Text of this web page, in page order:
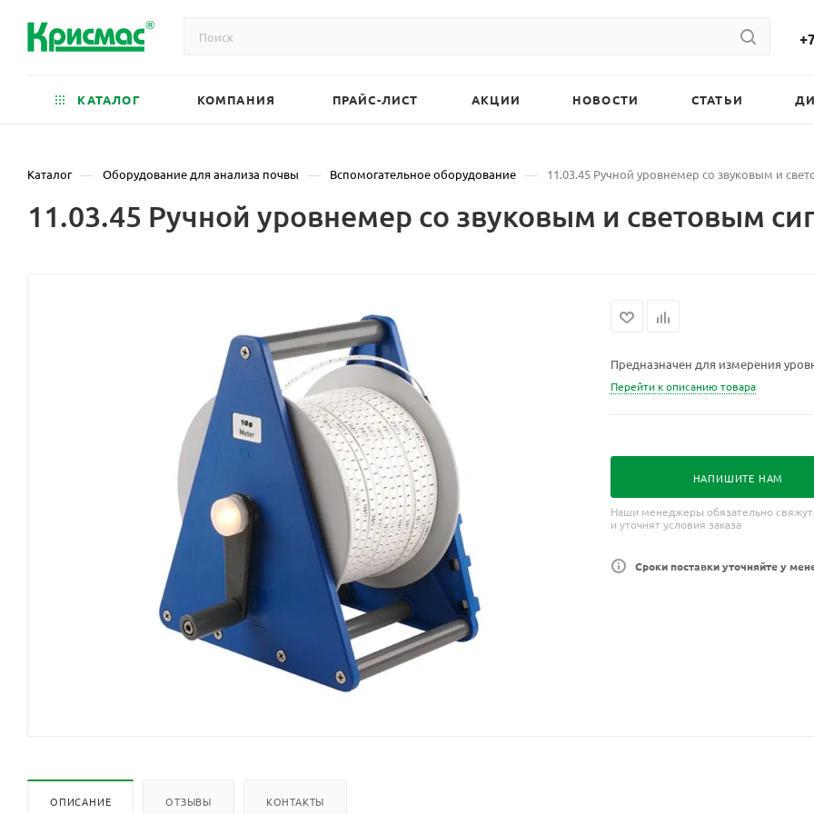
КАТАЛОГ КОМПАНИЯ ПРАЙС-ЛИСТ АКЦИИ НОВОСТИ СТАТЬИ
Каталог — Оборудование для анализа почвы — Вспомогательное оборудование — 11.03.45 Ручной уровнемер со звуковым и
11.03.45 Ручной уровнемер со звуковым и световым
Предназначен для измерения
Перейти к описанию товара
НАПИШИТЕ НАМ
Наши менеджеры обязательно
и уточнят условия заказа
Сроки поставки уточняйте у
ОПИСАНИЕ ОТЗЫВЫ КОНТАКТЫ